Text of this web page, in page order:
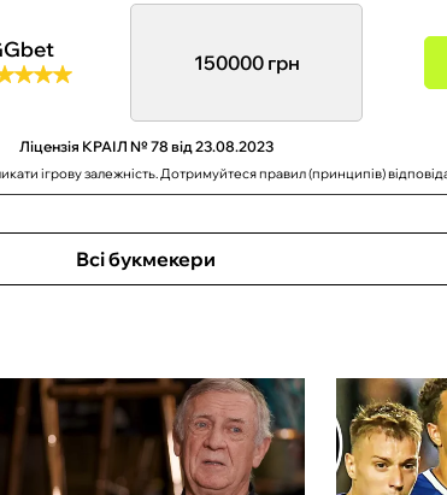
150000 грн
Ліцензія КРАІЛ № 78 від 23.08.2023
ігрову залежність. Дотримуйтеся правил (принципів)
Всі букмекери